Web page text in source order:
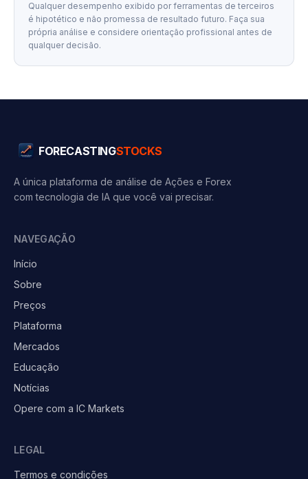
Qualquer desempenho exibido por ferramentas de terceiros
é hipotético e não promessa de resultado futuro. Faça sua
própria análise e considere orientação profissional antes de
qualquer decisão.
FORECASTINGSTOCKS
A única plataforma de análise de Ações e Forex
com tecnologia de IA que você vai precisar.
NAVEGAÇÃO
Início
Sobre
Preços
Plataforma
Mercados
Educação
Notícias
Opere com a IC Markets
LEGAL
Termos e condições